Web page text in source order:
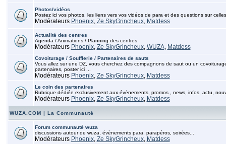
Photos/vidéos
Postez ici vos photos, les liens vers vos vidéos de para et des questions sur
Modérateurs Phoenix, Ze SkyGrincheux, Matdess
Actualité des centres
Agenda / Animations / Planning des centres
Modérateurs Phoenix, Ze SkyGrincheux, WUZA, Matdess
Covoiturage / Soufflerie / Partenaires de sauts
Vous allez sur une DZ, vous cherchez des compagnons de saut ou un
partenaires, poster ici ...
Modérateurs Phoenix, Ze SkyGrincheux, Matdess
Le coin des partenaires
Rubrique dédiée exclusivement aux événements, promos , news, infos, actu,
Modérateurs Phoenix, Ze SkyGrincheux, Matdess
WUZA.COM | La Communauté
Forum communauté wuza
discussions autour de wuza, évènements para, parapéros, soirées...
Modérateurs Phoenix, Ze SkyGrincheux, Matdess